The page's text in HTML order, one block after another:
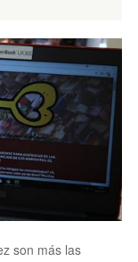
son más las